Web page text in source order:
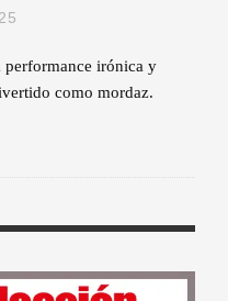
irónica y
como mordaz.